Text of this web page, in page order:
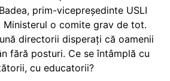
prim-vicepreședinte USLI
Ministerul o comite grav de tot.
directorii disperați că oamenii
fără posturi. Ce se întâmplă cu
cu educatorii?